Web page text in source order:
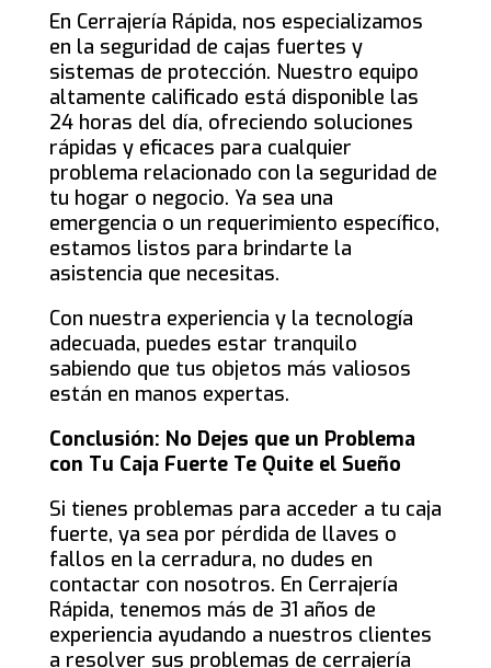
En Cerrajería Rápida, nos especializamos
en la seguridad de cajas fuertes y
sistemas de protección. Nuestro equipo
altamente calificado está disponible las
24 horas del día, ofreciendo soluciones
rápidas y eficaces para cualquier
problema relacionado con la seguridad de
tu hogar o negocio. Ya sea una
emergencia o un requerimiento específico,
estamos listos para brindarte la
asistencia que necesitas.
Con nuestra experiencia y la tecnología
adecuada, puedes estar tranquilo
sabiendo que tus objetos más valiosos
están en manos expertas.
Conclusión: No Dejes que un Problema
con Tu Caja Fuerte Te Quite el Sueño
Si tienes problemas para acceder a tu caja
fuerte, ya sea por pérdida de llaves o
fallos en la cerradura, no dudes en
contactar con nosotros. En Cerrajería
Rápida, tenemos más de 31 años de
experiencia ayudando a nuestros clientes
a resolver sus problemas de cerrajería